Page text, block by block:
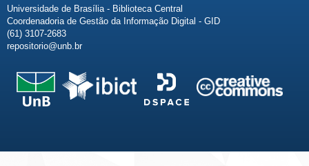
Universidade de Brasília - Biblioteca Central
Coordenadoria de Gestão da Informação Digital - GID
(61) 3107-2683
repositorio@unb.br